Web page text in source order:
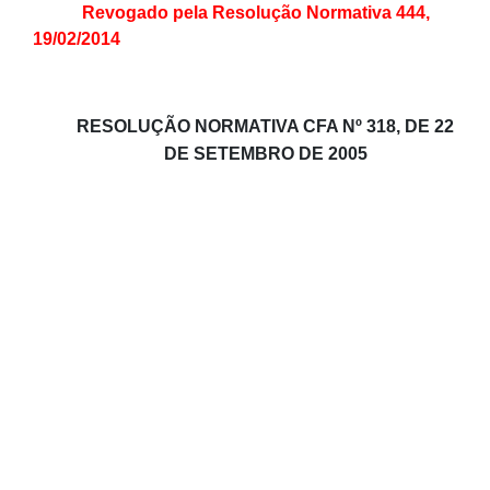
Revogado pela Resolução Normativa 444,
19/02/2014
RESOLUÇÃO NORMATIVA CFA Nº 318, DE 22
DE SETEMBRO DE 2005